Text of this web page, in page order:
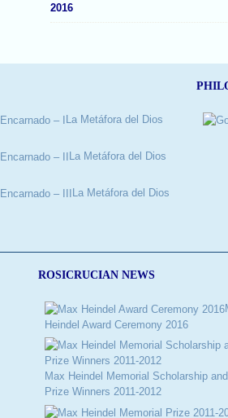
2016
La Metáfora del Dios
La Metáfora del Dios
La Metáfora del Dios
ROSICRUCIAN NEWS
Heindel Award Ceremony 2016
Max Heindel Memorial Scholarship and
Prize Winners 2011-2012